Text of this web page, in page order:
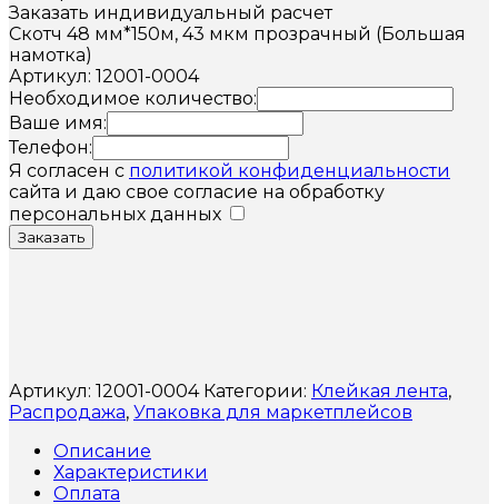
Заказать индивидуальный расчет
Скотч 48 мм*150м, 43 мкм прозрачный (Большая
намотка)
Артикул: 12001-0004
Необходимое количество:
Ваше имя:
Телефон:
Я согласен с политикой конфиденциальности
сайта и даю свое согласие на обработку
персональных данных
Заказать
Артикул: 12001-0004 Категории: Клейкая лента,
Распродажа, Упаковка для маркетплейсов
Описание
Характеристики
Оплата